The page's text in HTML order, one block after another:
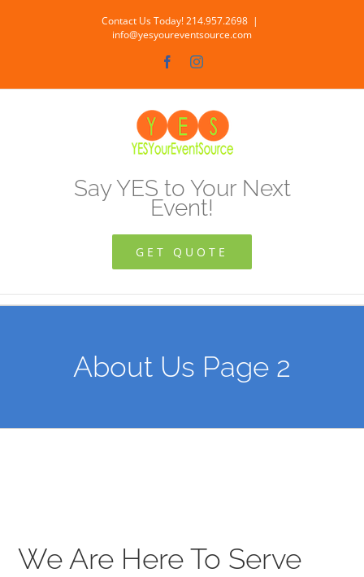
Contact Us Today! 214.957.2698 |
info@yesyoureventsource.com
FacebookInstagram
Say YES to Your Next
Event!
GET QUOTE
About Us Page 2
We Are Here To Serve